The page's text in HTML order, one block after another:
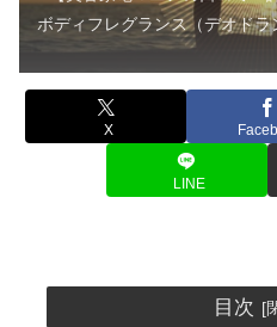
ボディフレグランス（デオド
X
LINE
目次